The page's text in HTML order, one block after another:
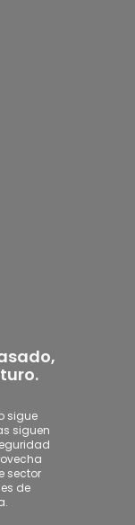
sigue
siguen
sector
de